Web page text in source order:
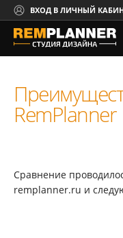
ВХОД В ЛИЧНЫЙ
RemPlanner
Сравнение
remplanner.ru и